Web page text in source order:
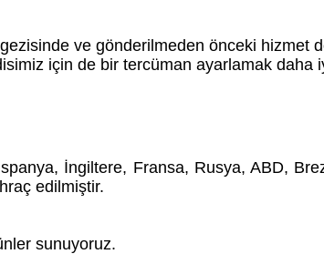
ve gönderilmeden önceki hizmet
için de bir tercüman ayarlamak daha
İngiltere, Fransa, Rusya, ABD,
edilmiştir.
sunuyoruz.